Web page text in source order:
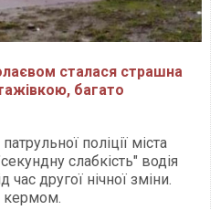
сталася страшна
багато
поліції міста
слабкість" водія
другої нічної зміни.
кермом.